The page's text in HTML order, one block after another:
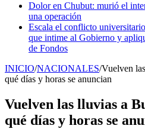
Dolor en Chubut: murió el
una operación
Escala el conflicto
que intime al Gobierno y
de Fondos
INICIO/NACIONALES/Vuelven
qué días y horas se anuncian
Vuelven las lluvias a
qué días y horas se